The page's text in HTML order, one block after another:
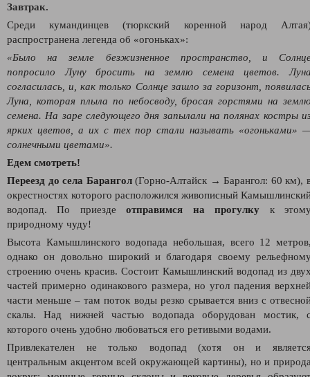
Завтрак.
Среди кумандинцев (тюркский коренной народ
распространена легенда об «огоньках»:
«Было на земле безжизненное пространство, и
попросило Луну бросить на землю семена цветов.
согласилась, и, как только Солнце зашло за горизонт,
Луна, которая плыла по небосводу, бросая горстями на
семена. На заре следующего дня запылали на полянах костры
ярких цветов, а их с тех пор стали называть «огоньками»
солнечными цветами».
Едем смотреть!
Переезд до села Барангол(Горно-Алтайск → Барангол: 60 км),
окрестностях которого расположился живописный
водопад. По приездеотправимся на прогулку к
природному чуду!
Высота Камышлинского водопада небольшая, всего 12
однако он довольно широкий и благодаря своему
строению очень красив. Состоит Камышлинский водопад из
частей примерно одинакового размера, но угол падения
части меньше – там поток воды резко срывается вниз с
скалы. Над нижней частью водопада оборудован мостик,
которого очень удобно любоваться его ретивыми водами.
Привлекателен не только водопад (хотя он и
центральным акцентом всей окружающей картины), но и